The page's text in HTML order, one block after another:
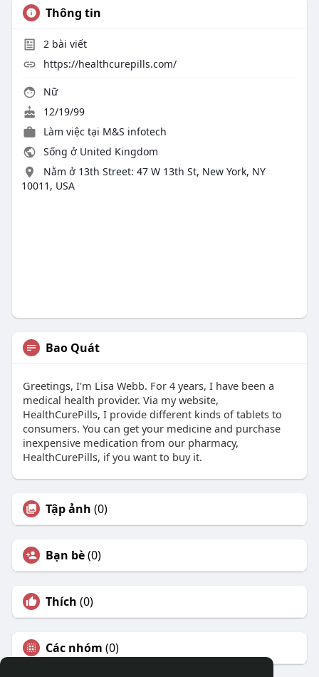
Thông tin
2bài viết
https://healthcurepills.com/
Nữ
12/19/99
Làm việc tại M&S infotech
Sống ở United Kingdom
Nằm ở 13th Street: 47 W 13th St, New York, NY
10011, USA
Bao Quát
Greetings, I'm Lisa Webb. For 4 years, I have been a
medical health provider. Via my website,
HealthCurePills, I provide different kinds of tablets to
consumers. You can get your medicine and purchase
inexpensive medication from our pharmacy,
HealthCurePills, if you want to buy it.
Tập ảnh (0)
Bạn bè(0)
Thích (0)
Các nhóm (0)